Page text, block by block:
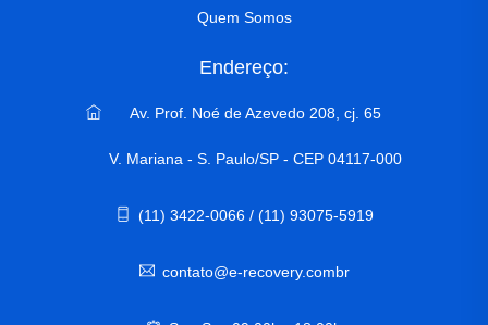
Quem Somos
Endereço:
Av. Prof. Noé de Azevedo 208, cj. 65
V. Mariana - S. Paulo/SP - CEP 04117-000
(11) 3422-0066 / (11) 93075-5919
contato@e-recovery.combr